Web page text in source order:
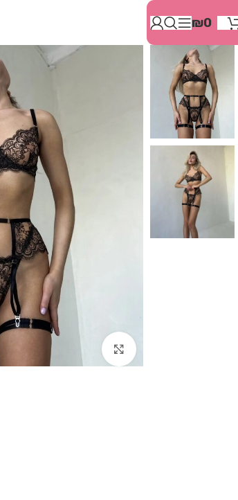
זֶה
מַעֲרֶכֶת
"המרכז
הישראלי
לְהַנְגָּשָׁת
אָתָרִים".
הַמְּסַיַּעַת
לִנְגִישׁוּת
לִפְתִיחַת
תַּפְרִיט
הֵנְּגִישׁוּת
לְחַץ
ALT+0
₪0
Click to enlarge